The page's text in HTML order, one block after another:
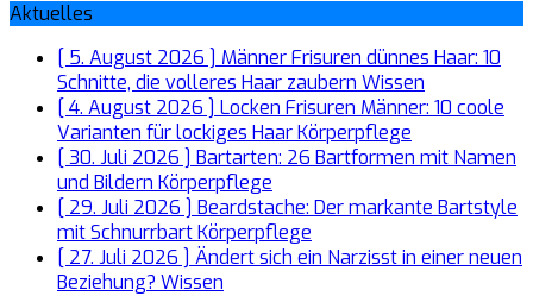
Aktuelles
[ 5. August 2026 ] Männer Frisuren dünnes Haar: 10
Schnitte, die volleres Haar zaubern Wissen
[ 4. August 2026 ] Locken Frisuren Männer: 10 coole
Varianten für lockiges HaarKörperpflege
[ 30. Juli 2026 ] Bartarten: 26 Bartformen mit Namen
und Bildern Körperpflege
[ 29. Juli 2026 ] Beardstache: Der markante Bartstyle
mit SchnurrbartKörperpflege
[ 27. Juli 2026 ] Ändert sich ein Narzisst in einer neuen
Beziehung? Wissen